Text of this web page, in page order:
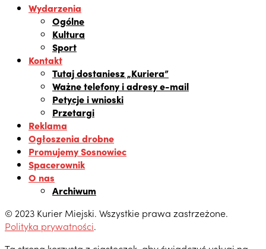
Wydarzenia
Ogólne
Kultura
Sport
Kontakt
Tutaj dostaniesz „Kuriera”
Ważne telefony i adresy e-mail
Petycje i wnioski
Przetargi
Reklama
Ogłoszenia drobne
Promujemy Sosnowiec
Spacerownik
O nas
Archiwum
© 2023 Kurier Miejski. Wszystkie prawa zastrzeżone.
Polityka prywatności.